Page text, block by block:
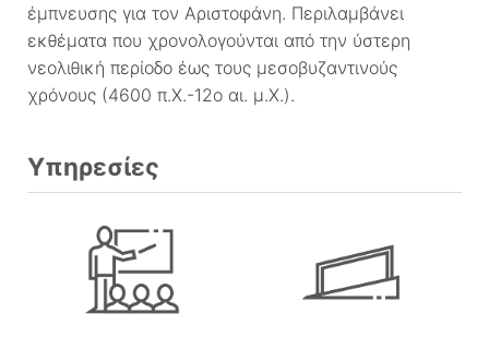
έμπνευσης για τον Αριστοφάνη. Περιλαμβάνει
εκθέματα που χρονολογούνται από την ύστερη
νεολιθική περίοδο έως τους μεσοβυζαντινούς
χρόνους (4600 π.Χ.-12ο αι. μ.Χ.).
Υπηρεσίες